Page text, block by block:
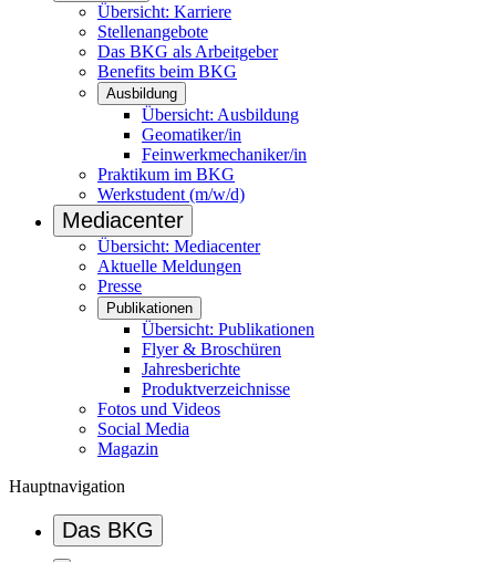
Übersicht: Karriere
Stellenangebote
Das BKG als Arbeitgeber
Benefits beim BKG
Ausbildung
Übersicht: Ausbildung
Geomatiker/in
Feinwerkmechaniker/in
Praktikum im BKG
Werkstudent (m/w/d)
Mediacenter
Übersicht: Mediacenter
Aktuelle Meldungen
Presse
Publikationen
Übersicht: Publikationen
Flyer & Broschüren
Jahresberichte
Produktverzeichnisse
Fotos und Videos
Social Media
Magazin
Hauptnavigation
Das BKG